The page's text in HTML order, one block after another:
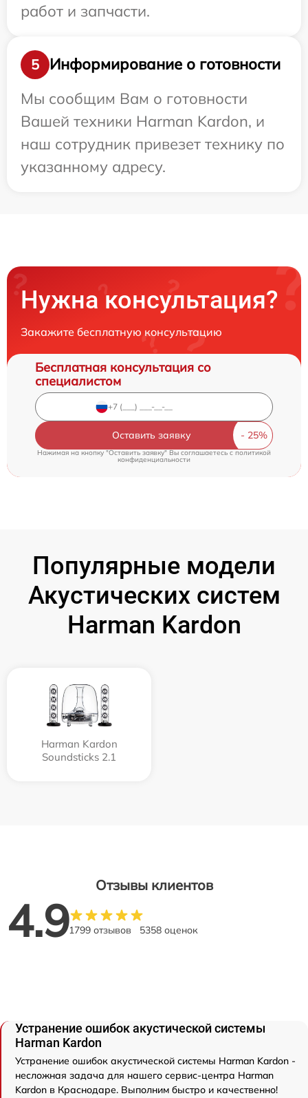
работ и запчасти.
5
Информирование о готовности
Мы сообщим Вам о готовности
Вашей техники Harman Kardon, и
наш сотрудник привезет технику по
указанному адресу.
Нужна консультация?
Закажите бесплатную консультацию
Бесплатная консультация со
специалистом
Оставить заявку
Нажимая на кнопку "Оставить заявку" Вы соглашаетесь cполитикой
конфиденциальности
Популярные модели
Акустических систем
Harman Kardon
Harman Kardon
Soundsticks 2.1
Отзывы клиентов
4.91799 отзывов 5358 оценок
Устранение ошибок акустической системы
Harman Kardon
Устранение ошибок акустической системы Harman Kardon -
несложная задача для нашего сервис-центра Harman
Kardon в Краснодаре. Выполним быстро и качественно!